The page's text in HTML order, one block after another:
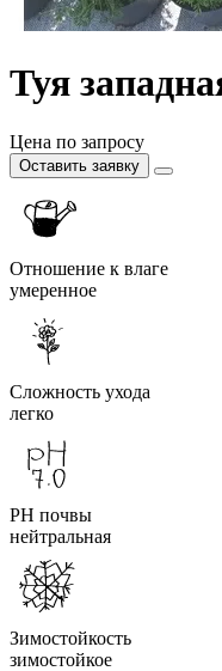
Туя
Цена по запросу
Оставить заявку
Отношение к влаге
умеренное
Сложность ухода
легко
PH почвы
нейтральная
Зимостойкость
зимостойкое